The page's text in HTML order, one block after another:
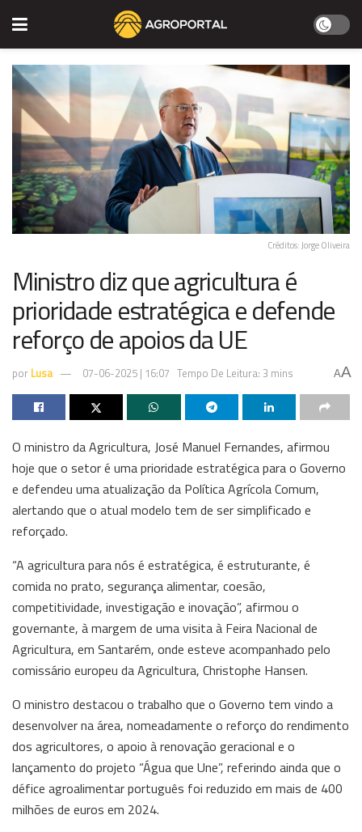
Créditos: Jorge Oliveira
Ministro diz que agricultura é
prioridade estratégica e defende
reforço de apoios da UE
por Lusa 07-06-2025 | 16:07 Tempo De Leitura: 3 mins AA
O ministro da Agricultura, José Manuel Fernandes, afirmou
hoje que o setor é uma prioridade estratégica para o Governo
e defendeu uma atualização da Política Agrícola Comum,
alertando que o atual modelo tem de ser simplificado e
reforçado.
“A agricultura para nós é estratégica, é estruturante, é
comida no prato, segurança alimentar, coesão,
competitividade, investigação e inovação”, afirmou o
governante, à margem de uma visita à Feira Nacional de
Agricultura, em Santarém, onde esteve acompanhado pelo
comissário europeu da Agricultura, Christophe Hansen.
O ministro destacou o trabalho que o Governo tem vindo a
desenvolver na área, nomeadamente o reforço do rendimento
dos agricultores, o apoio à renovação geracional e o
lançamento do projeto “Água que Une”, referindo ainda que o
défice agroalimentar português foi reduzido em mais de 400
milhões de euros em 2024.